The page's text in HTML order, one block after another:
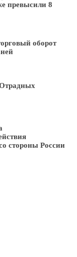
превысили 8
оборот
стороны России